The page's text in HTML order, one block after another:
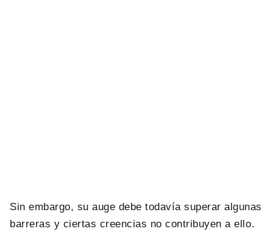
Sin embargo, su auge debe todavía superar algunas
barreras y ciertas creencias no contribuyen a ello.